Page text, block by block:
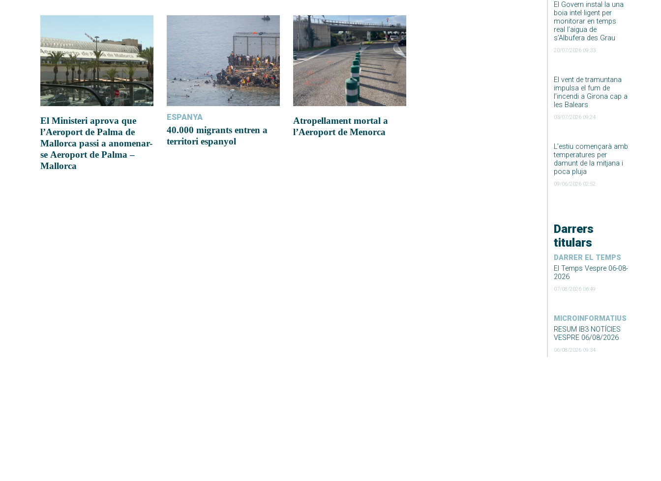
El Govern instal·la una
boia intel·ligent per
monitorar en temps
real l’aigua de
s’Albufera des Grau
20/07/2026 09:33
El vent de tramuntana
impulsa el fum de
l’incendi a Girona cap a
les Balears
03/07/2026 09:24
L’estiu començarà amb
temperatures per
damunt de la mitjana i
poca pluja
09/06/2026 02:52
Darrers
titulars
DARRER EL TEMPS
El Temps Vespre 06-08-
2026
07/08/2026 06:49
MICROINFORMATIUS
RESUM IB3 NOTÍCIES
VESPRE 06/08/2026
06/08/2026 09:34
El Ministeri aprova que
l’Aeroport de Palma de
Mallorca passi a anomenar-
se Aeroport de Palma –
Mallorca
ESPANYA
40.000 migrants entren a
territori espanyol
Atropellament mortal a
l’Aeroport de Menorca